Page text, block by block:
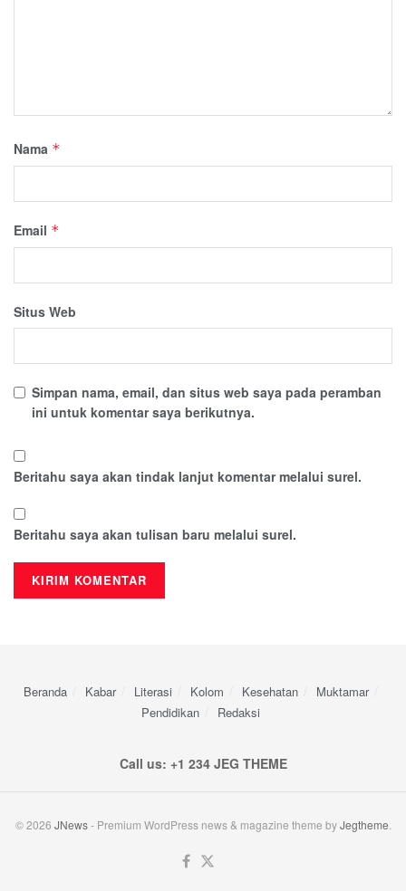
Nama *
Email *
Situs Web
Simpan nama, email, dan situs web saya pada peramban
ini untuk komentar saya berikutnya.
Beritahu saya akan tindak lanjut komentar melalui surel.
Beritahu saya akan tulisan baru melalui surel.
Beranda Kabar Literasi Kolom Kesehatan
Muktamar
Pendidikan
Redaksi
Call us: +1 234 JEG THEME
© 2026 JNews- Premium WordPress news & magazine theme byJegtheme